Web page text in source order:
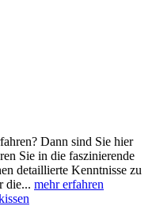
Dann sind Sie hier
Sie in die faszinierende
detaillierte Kenntnisse zu
die... mehr erfahren